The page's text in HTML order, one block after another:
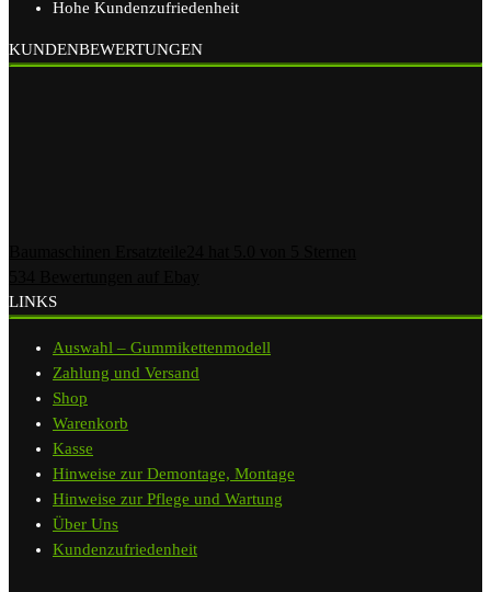
Hohe Kundenzufriedenheit
KUNDENBEWERTUNGEN
LINKS
Auswahl – Gummikettenmodell
Zahlung und Versand
Shop
Warenkorb
Kasse
Hinweise zur Demontage, Montage
Hinweise zur Pflege und Wartung
Über Uns
Kundenzufriedenheit